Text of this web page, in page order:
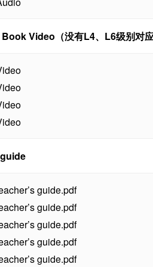
Video（没有L4、L6级别对应
guide.pdf
guide.pdf
guide.pdf
guide.pdf
guide.pdf